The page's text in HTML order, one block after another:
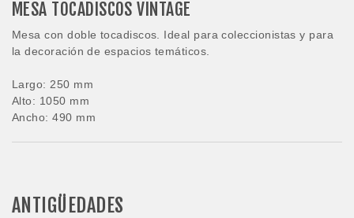
MESA TOCADISCOS VINTAGE
Mesa con doble tocadiscos. Ideal para coleccionistas y para
la decoración de espacios temáticos.
Largo: 250 mm
Alto: 1050 mm
Ancho: 490 mm
ANTIGÜEDADES